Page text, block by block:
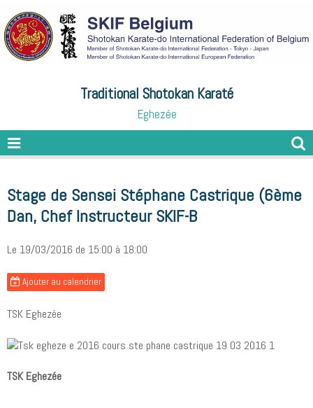
Traditional Shotokan Karaté
Eghezée
Stage de Sensei Stéphane Castrique (6ème
Dan, Chef Instructeur SKIF-B
Le 19/03/2016 de 15:00 à 18:00
Ajouter au calendrier
TSK Eghezée
TSK Eghezée